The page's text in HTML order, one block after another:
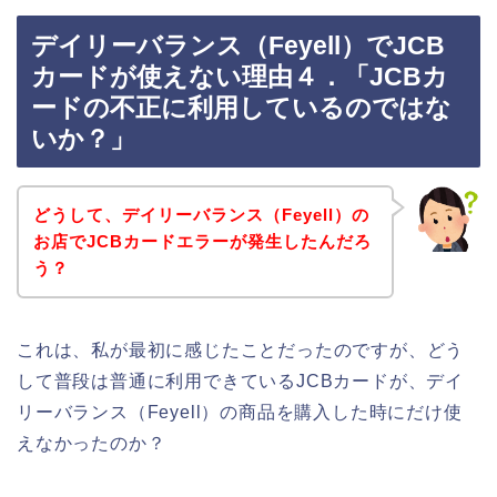
デイリーバランス（Feyell）でJCB
カードが使えない理由４．「JCBカ
ードの不正に利用しているのではな
いか？」
どうして、デイリーバランス（Feyell）の
お店でJCBカードエラーが発生したんだろ
う？
これは、私が最初に感じたことだったのですが、どう
して普段は普通に利用できているJCBカードが、デイ
リーバランス（Feyell）の商品を購入した時にだけ使
えなかったのか？